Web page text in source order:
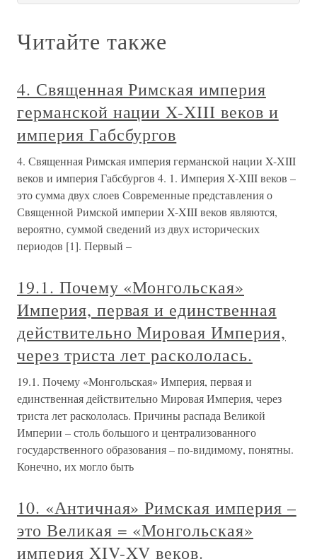
Читайте также
4. Священная Римская империя
германской нации X-XIII веков и
империя Габсбургов
4. Священная Римская империя германской нации X-XIII
веков и империя Габсбургов 4. 1. Империя X-XIII веков –
это сумма двух слоев Современные представления о
Священной Римской империи X-XIII веков являются,
вероятно, суммой сведений из двух исторических
периодов [1]. Первый –
19.1. Почему «Монгольская»
Империя, первая и единственная
действительно Мировая Империя,
через триста лет раскололась.
19.1. Почему «Монгольская» Империя, первая и
единственная действительно Мировая Империя, через
триста лет раскололась. Причины распада Великой
Империи – столь большого и централизованного
государственного образования – по-видимому, понятны.
Конечно, их могло быть
10. «Античная» Римская империя –
это Великая = «Монгольская»
империя XIV-XV веков.